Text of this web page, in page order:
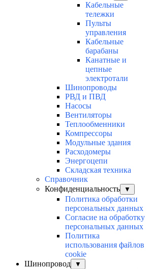
Кабельные
тележки
Пульты
управления
Кабельные
барабаны
Канатные и
цепные
электротали
Шинопроводы
РВД и ПВД
Насосы
Вентиляторы
Теплообменники
Компрессоры
Модульные здания
Расходомеры
Энергоцепи
Складская техника
Справочник
Конфиденциальность
▼
Политика обработки
персональных данных
Согласие на обработку
персональных данных
Политика
использования файлов
cookie
Шинопровод
▼